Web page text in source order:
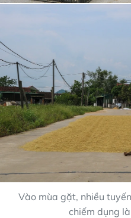
Vào mùa gặt, nhiều
chiếm dụng